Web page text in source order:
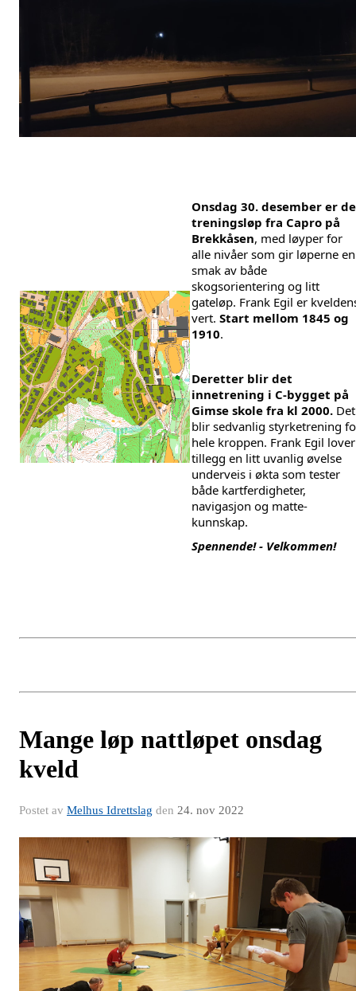
Onsdag 30. desember er
treningsløp fra Capro på
Brekkåsen, med løyper for
alle nivåer som gir løperne en
smak av både
skogsorientering og litt
gateløp. Frank Egil er
vert. Start mellom 1845 og
1910.
Deretter blir det
innetrening i C-bygget på
Gimse skole fra kl 2000. Det
blir sedvanlig styrketrening
hele kroppen. Frank Egil
tillegg en litt uvanlig øvelse
underveis i økta som tester
både kartferdigheter,
navigasjon og matte-
kunnskap.
Spennende! - Velkommen!
Mange løp nattløpet onsdag
kveld
Postet av Melhus Idrettslag den 24. nov 2022